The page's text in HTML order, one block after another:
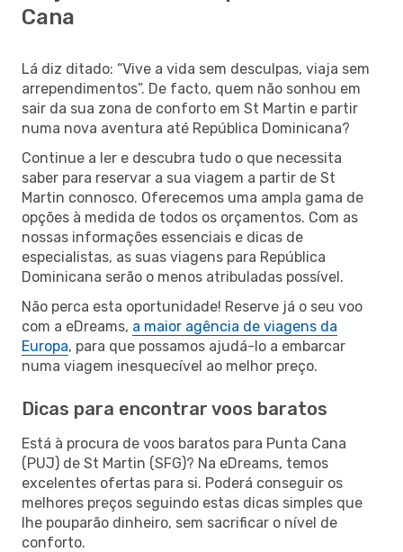
Cana
Lá diz ditado: “Vive a vida sem desculpas, viaja sem
arrependimentos”. De facto, quem não sonhou em
sair da sua zona de conforto em St Martin e partir
numa nova aventura até República Dominicana?
Continue a ler e descubra tudo o que necessita
saber para reservar a sua viagem a partir de St
Martin connosco. Oferecemos uma ampla gama de
opções à medida de todos os orçamentos. Com as
nossas informações essenciais e dicas de
especialistas, as suas viagens para República
Dominicana serão o menos atribuladas possível.
Não perca esta oportunidade! Reserve já o seu voo
com a eDreams, a maior agência de viagens da
Europa, para que possamos ajudá-lo a embarcar
numa viagem inesquecível ao melhor preço.
Dicas para encontrar voos baratos
Está à procura de voos baratos para Punta Cana
(PUJ) de St Martin (SFG)? Na eDreams, temos
excelentes ofertas para si. Poderá conseguir os
melhores preços seguindo estas dicas simples que
lhe pouparão dinheiro, sem sacrificar o nível de
conforto.